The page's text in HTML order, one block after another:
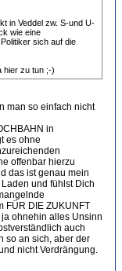
in Veddel zw. S-und U-
wie eine
sich auf die
hier zu tun ;-)
man so einfach nicht
in
es ohne
offenbar hierzu
das ist genau mein
und fühlst Dich
FÜR DIE ZUKUNFT
ohnehin alles Unsinn
auch
so an sich, aber der
nicht Verdrängung.